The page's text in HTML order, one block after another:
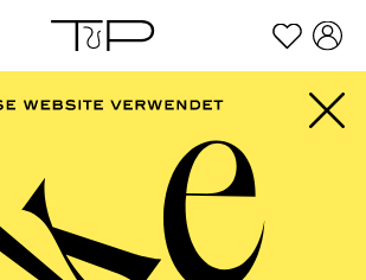
Zum Footer springen
FILTER
2026